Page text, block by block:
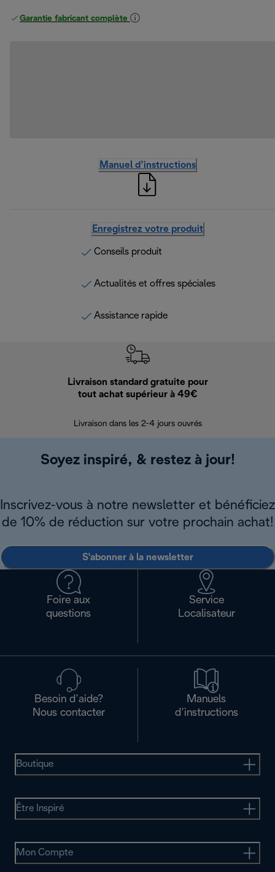
Garantie fabricant complète
Manuel d’instructions
Enregistrez votre produit
Conseils produit
Actualités et offres spéciales
Assistance rapide
Livraison standard gratuite pour
tout achat supérieur à 49€
Livraison dans les 2-4 jours ouvrés
Soyez inspiré, & restez à jour!
Inscrivez-vous à notre newsletter et bénéficiez
de 10% de réduction sur votre prochain achat!
S'abonner à la newsletter
Foire aux
questions
Service
Localisateur
Besoin d’aide?
Nous contacter
Manuels
d’instructions
Boutique
Être Inspiré
Mon Compte